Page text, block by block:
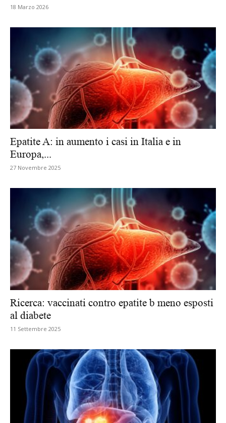
18 Marzo 2026
Epatite A: in aumento i casi in Italia e in
Europa,...
27 Novembre 2025
Ricerca: vaccinati contro epatite b meno esposti
al diabete
11 Settembre 2025